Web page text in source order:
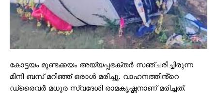
കോട്ടയം മുണ്ടക്കയം അയ്യപ്പഭക്തർ സഞ്ചരിച്ചിരുന്ന
മിനി ബസ് മറിഞ്ഞ് ഒരാൾ മരിച്ചു. വാഹനത്തിൻ്റെ
ഡ്രൈവർ മധുര സ്വദേശി രാമകൃഷ്ണനാണ് മരിച്ചത്.